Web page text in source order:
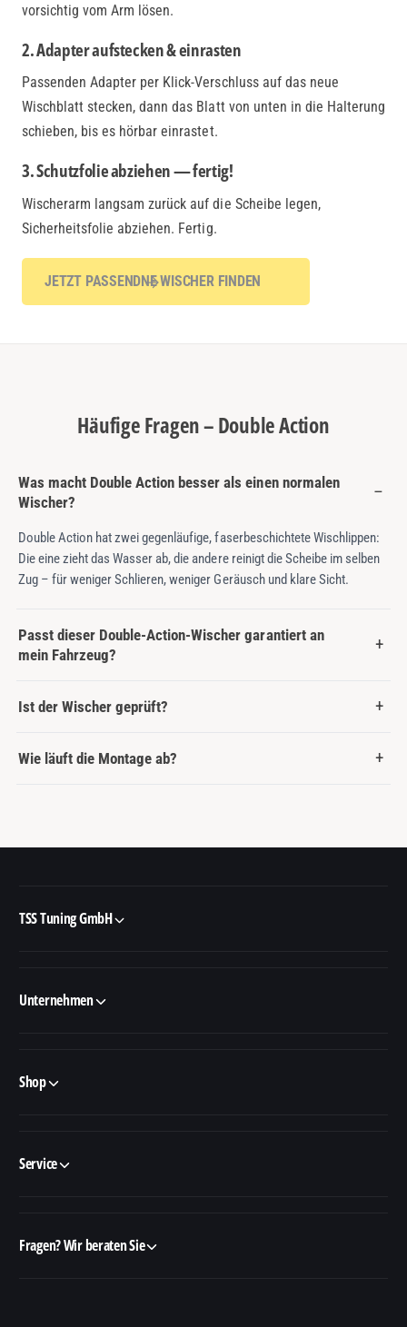
vorsichtig vom Arm lösen.
2. Adapter aufstecken & einrasten
Passenden Adapter per Klick-Verschluss auf das neue
Wischblatt stecken, dann das Blatt von unten in die Halterung
schieben, bis es hörbar einrastet.
3. Schutzfolie abziehen — fertig!
Wischerarm langsam zurück auf die Scheibe legen,
Sicherheitsfolie abziehen. Fertig.
JETZT PASSENDNE WISCHER FINDEN
Häufige Fragen – Double Action
Was macht Double Action besser als einen normalen
Wischer?
Double Action hat zwei gegenläufige, faserbeschichtete Wischlippen:
Die eine zieht das Wasser ab, die andere reinigt die Scheibe im selben
Zug – für weniger Schlieren, weniger Geräusch und klare Sicht.
Passt dieser Double-Action-Wischer garantiert an
mein Fahrzeug?
Ist der Wischer geprüft?
Wie läuft die Montage ab?
TSS Tuning GmbH
Unternehmen
Shop
Service
Fragen? Wir beraten Sie